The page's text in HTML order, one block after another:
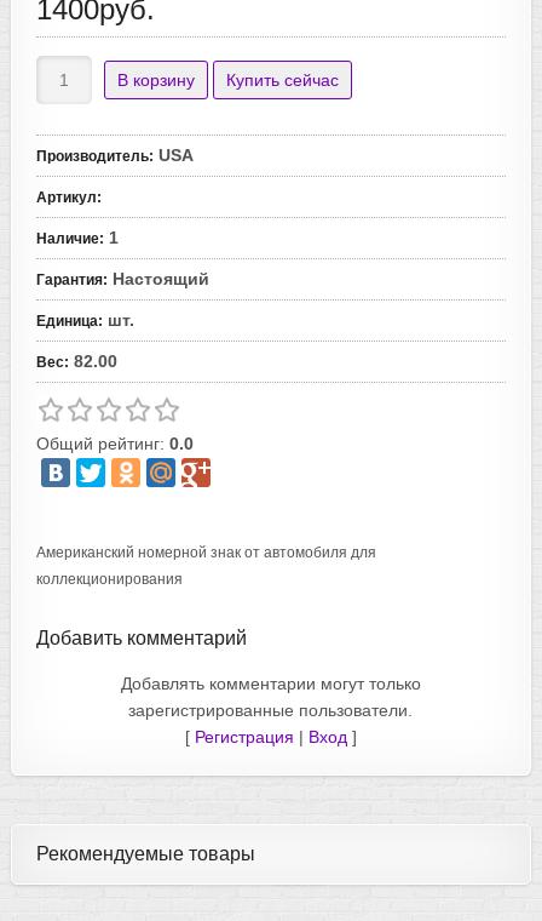
1400руб.
Производитель: USA
Артикул:
Наличие: 1
Гарантия: Настоящий
Единица: шт.
Вес: 82.00
Общий рейтинг: 0.0
Американский номерной знак от автомобиля для
коллекционирования
Добавить комментарий
Добавлять комментарии могут только
зарегистрированные пользователи.
[ Регистрация | Вход ]
Рекомендуемые товары